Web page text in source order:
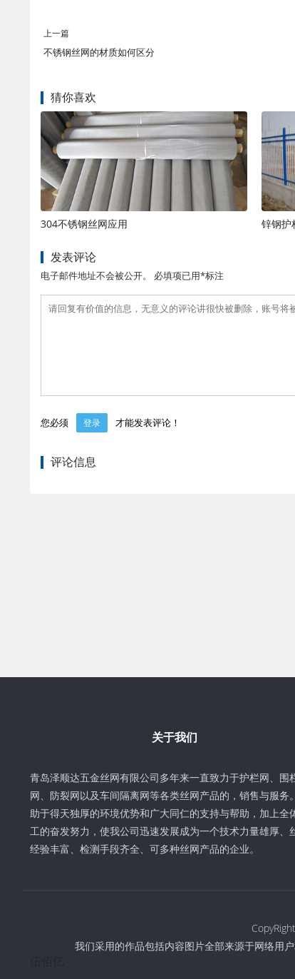
上一篇
不锈钢丝网的材质如何区分
猜你喜欢
304不锈钢丝网应用 锌钢护
发表评论
电子邮件地址不会被公开。 必填项已用*标注
您必须 登录 才能发表评论！
评论信息
关于我们
青岛泽顺达五金丝网有限公司多年来一直致力于护栏网、围
网、防裂网以及车间隔离网等各类丝网产品的，销售与服务
助于得天独厚的环境优势和广大同仁的支持与帮助，加上全
工的奋发努力，使我公司迅速发展成为一个技术力量雄厚、
经验丰富、检测手段齐全、可多种丝网产品的企业。
我们采用的作品包括内容图片全部来源于网络用